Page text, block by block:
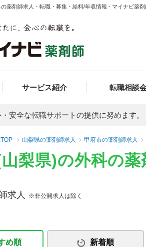
薬剤師求人・転職・募集・給料/年収情報 - マイナビ薬剤
サービス紹介 転職相談
安全な転職サポートの提供に努めます。
山梨県の薬剤師求人 甲府市の薬剤師求人
梨県)の外科の
求人 ※非公開求人は除く
め順 新着順